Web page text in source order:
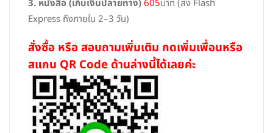
3. หนังสือ (เก็บเงินปลายทาง)605บาท (ส่ง Flash
Express ถึงภายใน 2–3 วัน)
สั่งซื้อ หรือ สอบถามเพิ่มเติม กดเพิ่มเพื่อนหรือ
สแกน QR Code ด้านล่างนี้ได้เลยค่ะ